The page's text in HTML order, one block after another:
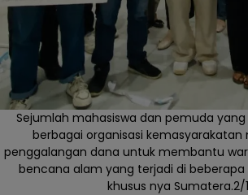
Sejumlah mahasiswa dan pemuda
berbagai organisasi kemasyarakatan
penggalangan dana untuk membantu
bencana alam yang terjadi di beberapa
khusus nya Sumatera.2/